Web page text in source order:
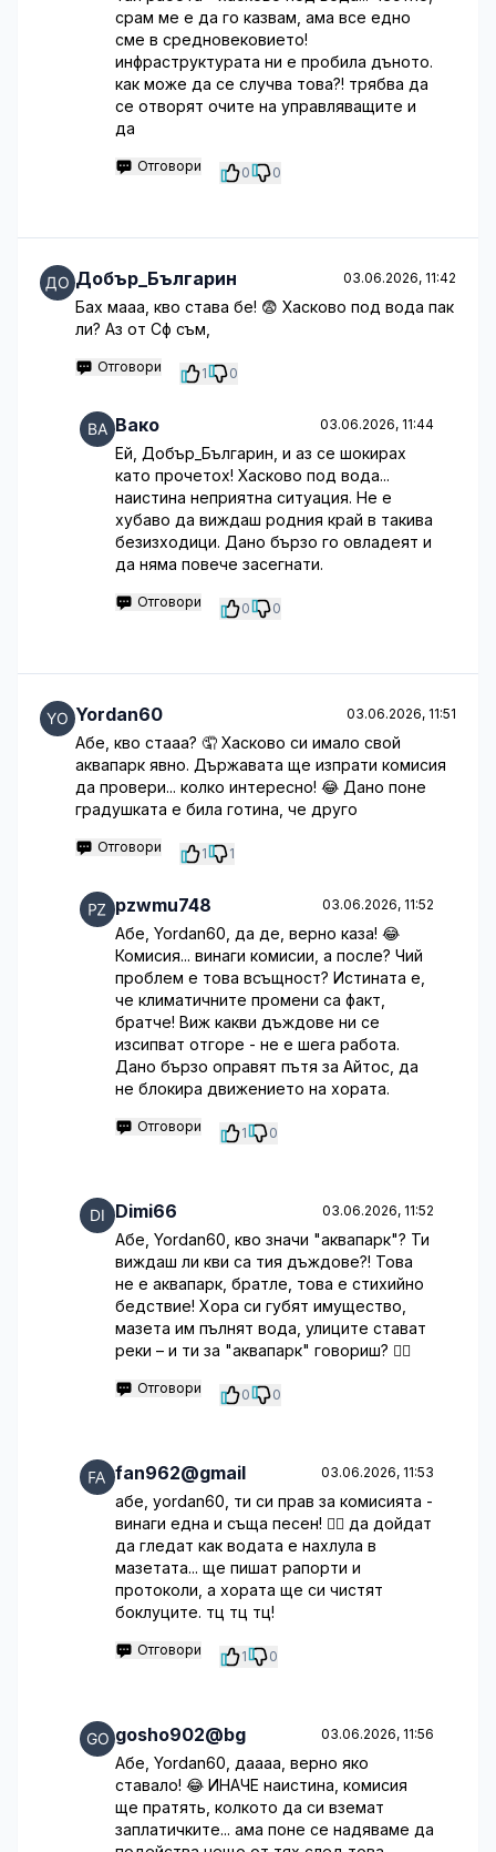
срам ме е да го казвам, ама все едно
сме в средновековието!
инфраструктурата ни е пробила дъното.
как може да се случва това?! трябва да
се отворят очите на управляващите и
да
Отговори 0 0
Добър_Българин 03.06.2026, 11:42
Бах мааа, кво става бе! 😨 Хасково под вода пак
ли? Аз от Сф съм,
Отговори 1 0
Вако 03.06.2026, 11:44
Ей, Добър_Българин, и аз се шокирах
като прочетох! Хасково под вода...
наистина неприятна ситуация. Не е
хубаво да виждаш родния край в такива
безизходици. Дано бързо го овладеят и
да няма повече засегнати.
Отговори 0 0
Yordan60 03.06.2026, 11:51
Абе, кво стааа? 🤦 Хасково си имало свой
аквапарк явно. Държавата ще изпрати комисия
да провери... колко интересно! 😂 Дано поне
градушката е била готина, че друго
Отговори 1 1
pzwmu748 03.06.2026, 11:52
Абе, Yordan60, да де, верно каза! 😂
Комисия... винаги комисии, а после? Чий
проблем е това всъщност? Истината е,
че климатичните промени са факт,
братче! Виж какви дъждове ни се
изсипват отгоре - не е шега работа.
Дано бързо оправят пътя за Айтос, да
не блокира движението на хората.
Отговори 1 0
Dimi66 03.06.2026, 11:52
Абе, Yordan60, кво значи "аквапарк"? Ти
виждаш ли кви са тия дъждове?! Това
не е аквапарк, братле, това е стихийно
бедствие! Хора си губят имущество,
мазета им пълнят вода, улиците стават
реки – и ти за "аквапарк" говориш? 🤦‍♂️
Отговори 0 0
fan962@gmail 03.06.2026, 11:53
абе, yordan60, ти си прав за комисията -
винаги една и съща песен! 🤦‍♀️ да дойдат
да гледат как водата е нахлула в
мазетата... ще пишат рапорти и
протоколи, а хората ще си чистят
боклуците. тц тц тц!
Отговори 1 0
gosho902@bg 03.06.2026, 11:56
Абе, Yordan60, даааа, верно яко
ставало! 😂 ИНАЧЕ наистина, комисия
ще пратять, колкото да си вземат
заплатичките... ама поне се надяваме да